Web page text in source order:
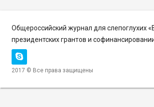
Общероссийский журнал для слепоглухих
президентских грантов и
2017 © Все права защищены